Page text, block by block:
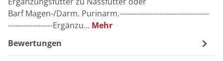
Barf Magen-/Darm. Purinarm.------------------------------------
------------------Ergänzu… Mehr
Bewertungen